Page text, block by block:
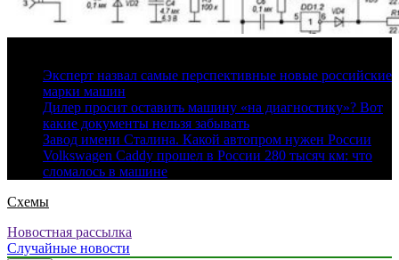
Эксперт назвал самые перспективные новые российские
марки машин
Дилер просит оставить машину «на диагностику»? Вот
какие документы нельзя забывать
Завод имени Сталина. Какой автопром нужен России
Volkswagen Caddy прошел в России 280 тысяч км: что
сломалось в машине
Схемы
Новостная рассылка
Случайные новости